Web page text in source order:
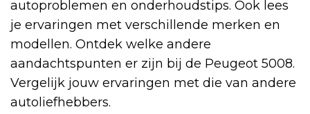
autoproblemen en onderhoudstips. Ook lees
je ervaringen met verschillende merken en
modellen. Ontdek welke andere
aandachtspunten er zijn bij de Peugeot 5008.
Vergelijk jouw ervaringen met die van andere
autoliefhebbers.